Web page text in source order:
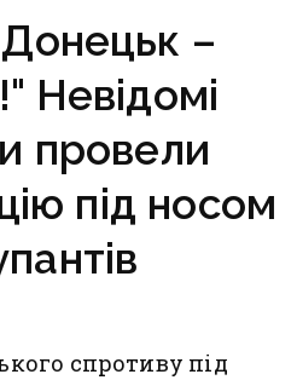
–
Невідомі
провели
під носом
спротиву під